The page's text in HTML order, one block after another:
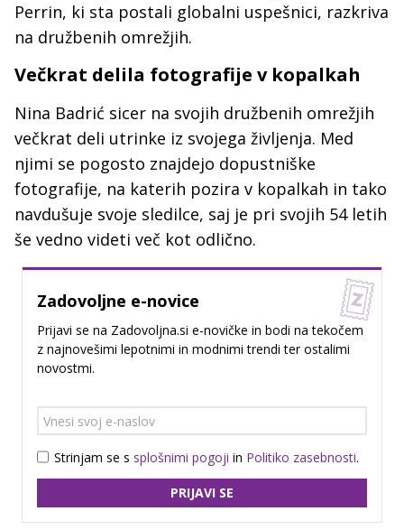
Perrin, ki sta postali globalni uspešnici, razkriva
na družbenih omrežjih.
Večkrat delila fotografije v kopalkah
Nina Badrić sicer na svojih družbenih omrežjih
večkrat deli utrinke iz svojega življenja. Med
njimi se pogosto znajdejo dopustniške
fotografije, na katerih pozira v kopalkah in tako
navdušuje svoje sledilce, saj je pri svojih 54 letih
še vedno videti več kot odlično.
Zadovoljne e-novice
Prijavi se na Zadovoljna.si e-novičke in bodi na tekočem
z najnovešimi lepotnimi in modnimi trendi ter ostalimi
novostmi.
Strinjam se s splošnimi pogoji in Politiko zasebnosti.
PRIJAVI SE